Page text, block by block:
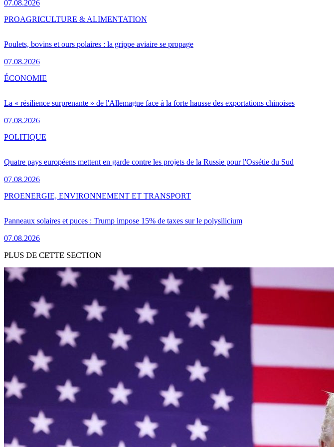
07.08.2026
Poulets, bovins et ours polaires : la grippe aviaire se propage
07.08.2026
PROAGRICULTURE & ALIMENTATION
La « résilience surprenante » de l'Allemagne face à la forte hausse des exportations chinoises
07.08.2026
ÉCONOMIE
Quatre pays européens mettent en garde contre les projets de la Russie pour l'Ossétie du Sud
07.08.2026
POLITIQUE
Panneaux solaires et puces : Trump impose 15% de taxes sur le polysilicium
07.08.2026
PROENERGIE, ENVIRONNEMENT ET TRANSPORT
PLUS DE CETTE SECTION